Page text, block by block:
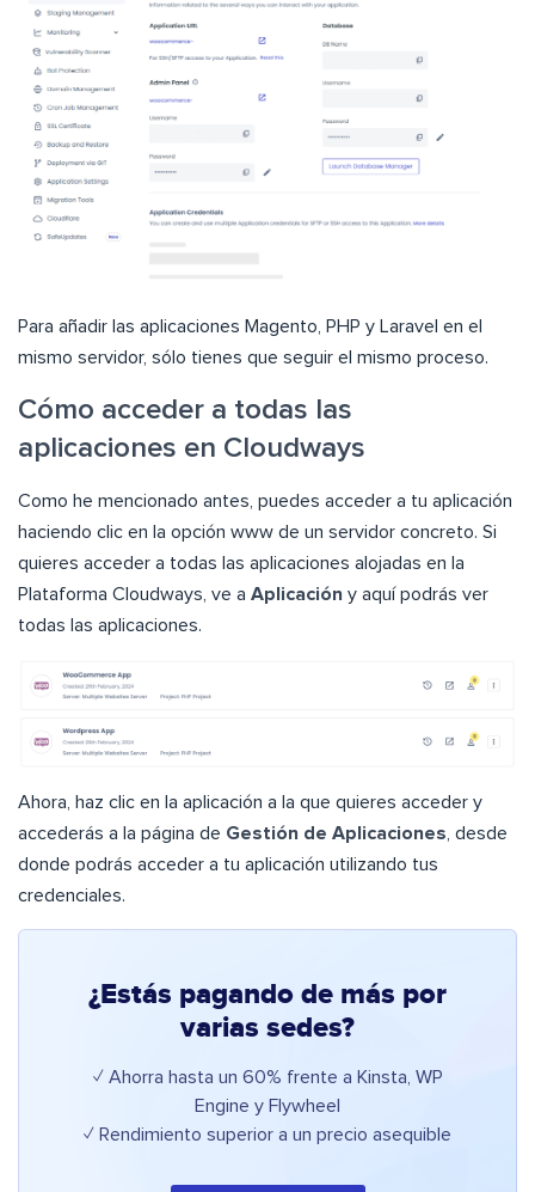
Para añadir las aplicaciones Magento, PHP y Laravel en el
mismo servidor, sólo tienes que seguir el mismo proceso.
Cómo acceder a todas las
aplicaciones en Cloudways
Como he mencionado antes, puedes acceder a tu aplicación
haciendo clic en la opción www de un servidor concreto. Si
quieres acceder a todas las aplicaciones alojadas en la
Plataforma Cloudways, ve a Aplicación y aquí podrás ver
todas las aplicaciones.
Ahora, haz clic en la aplicación a la que quieres acceder y
accederás a la página de Gestión de Aplicaciones , desde
donde podrás acceder a tu aplicación utilizando tus
credenciales.
¿Estás pagando de más por
varias sedes?
✓ Ahorra hasta un 60% frente a Kinsta, WP
Engine y Flywheel
✓ Rendimiento superior a un precio asequible